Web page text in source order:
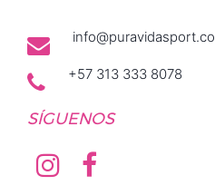
info@puravidasport.co
+57 313 333 8078
SÍGUENOS